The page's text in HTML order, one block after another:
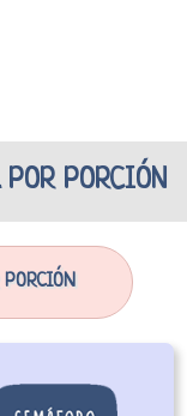
PORCIÓN